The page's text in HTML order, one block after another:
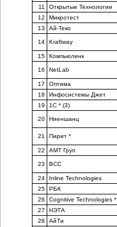
11
Открытые Технологии
12
Микротест
13
Ай-Теко
14 Kraftway
15 Компьюлинк
16 NetLab
17 Оптима
18
Инфосистемы Джет
19
1С * (3)
20 Ниеншанц
21 Пирит *
22 АМТ Груп
23 BCC
24
Inline Technologies
25
РБК
26
Cognitive Technologies *
27
НЭТА
28
АйТи